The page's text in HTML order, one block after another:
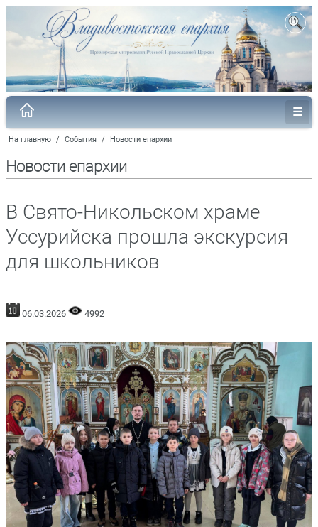
На главную / События / Новости епархии
Новости епархии
В Свято-Никольском храме
Уссурийска прошла экскурсия
для школьников
06.03.2026 4992